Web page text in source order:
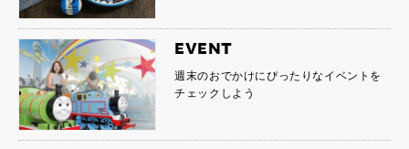
EVENT
週末のおでかけにぴったりなイベントを
チェックしよう